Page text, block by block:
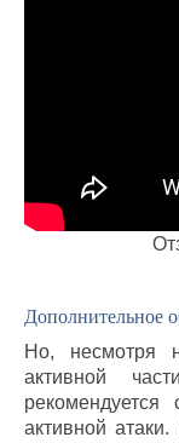
Дополнительное
Но, несмотря
активной
рекомендуется
активной